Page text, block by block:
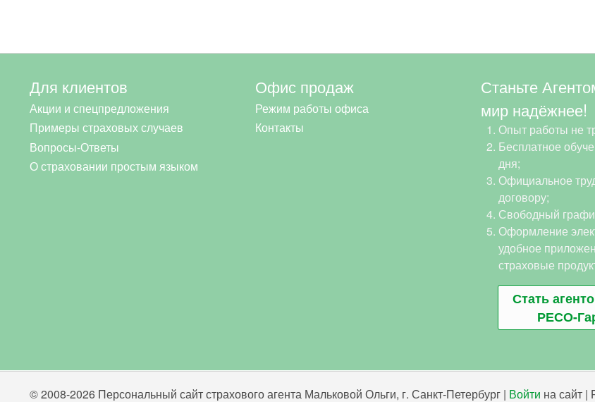
Для клиентов
Акции и спецпредложения
Примеры страховых случаев
Вопросы-Ответы
О страховании простым языком
Офис продаж
Режим работы офиса
Контакты
Станьте
мир надёжнее!
Опыт работы не
Бесплатное
дня;
Официальное
договору;
Свободный
Оформление
удобное
страховые
Стать
РЕСО-
© 2008-2026 Персональный сайт страхового агента Мальковой Ольги, г. Санкт-Петербург | Войти на сайт |